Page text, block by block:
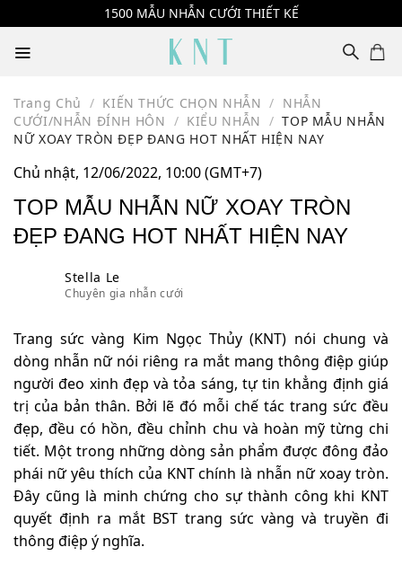
to
content
1500 MẪU NHẪN CƯỚI THIẾT KẾ
Trang Chủ / KIẾN THỨC CHỌN NHẪN / NHẪN
CƯỚI/NHẪN ĐÍNH HÔN / KIỂU NHẪN / TOP MẪU NHẪN
NỮ XOAY TRÒN ĐẸP ĐANG HOT NHẤT HIỆN NAY
Chủ nhật, 12/06/2022, 10:00 (GMT+7)
TOP MẪU NHẪN NỮ XOAY TRÒN
ĐẸP ĐANG HOT NHẤT HIỆN NAY
Stella Le
Chuyên gia nhẫn cưới
Trang sức vàng Kim Ngọc Thủy (KNT) nói chung và
dòng nhẫn nữ nói riêng ra mắt mang thông điệp giúp
người đeo xinh đẹp và tỏa sáng, tự tin khẳng định giá
trị của bản thân. Bởi lẽ đó mỗi chế tác trang sức đều
đẹp, đều có hồn, đều chỉnh chu và hoàn mỹ từng chi
tiết. Một trong những dòng sản phẩm được đông đảo
phái nữ yêu thích của KNT chính là nhẫn nữ xoay tròn.
Đây cũng là minh chứng cho sự thành công khi KNT
quyết định ra mắt BST trang sức vàng và truyền đi
thông điệp ý nghĩa.